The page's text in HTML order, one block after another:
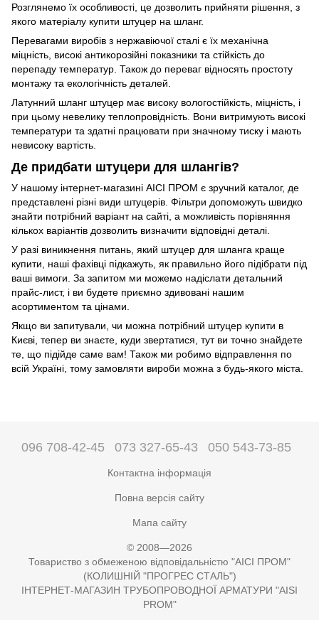
Розглянемо їх особливості, це дозволить прийняти рішення, з
якого матеріалу купити штуцер на шланг.
Перевагами виробів з нержавіючої сталі є їх механічна
міцність, високі антикорозійні показники та стійкість до
перепаду температур. Також до переваг відносять простоту
монтажу та екологічність деталей.
Латунний шланг штуцер має високу вологостійкість, міцність, і
при цьому невелику теплопровідність. Вони витримують високі
температури та здатні працювати при значному тиску і мають
невисоку вартість.
Де придбати штуцери для шлангів?
У нашому інтернет-магазині АІСІ ПРОМ є зручний каталог, де
представлені різні види штуцерів. Фільтри допоможуть швидко
знайти потрібний варіант на сайті, а можливість порівняння
кількох варіантів дозволить визначити відповідні деталі.
У разі виникнення питань, який штуцер для шланга краще
купити, наші фахівці підкажуть, як правильно його підібрати під
ваші вимоги. За запитом ми можемо надіслати детальний
прайс-лист, і ви будете приємно здивовані нашим
асортиментом та цінами.
Якщо ви запитували, чи можна потрібний штуцер купити в
Києві, тепер ви знаєте, куди звертатися, тут ви точно знайдете
те, що підійде саме вам! Також ми робимо відправлення по
всій Україні, тому замовляти вироби можна з будь-якого міста.
096 708-42-45 073 327-65-43 050 543-73-85
Контактна інформація
Повна версія сайту
Мапа сайту
© 2008—2026
Товариство з обмеженою відповідальністю "АІСІ ПРОМ"
(КОЛИШНІЙ "ПРОГРЕС СТАЛЬ")
ІНТЕРНЕТ-МАГАЗИН ТРУБОПРОВОДНОЇ АРМАТУРИ "AISI
PROM"